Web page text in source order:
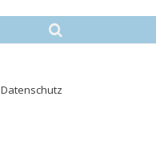
Datenschutz